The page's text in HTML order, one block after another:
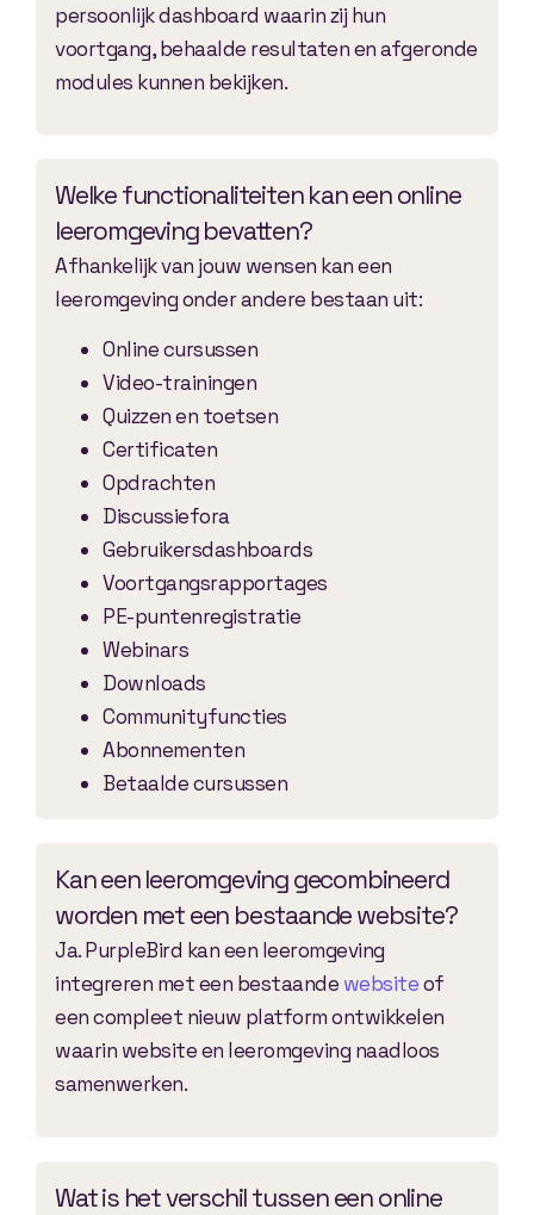
persoonlijk dashboard waarin zij hun
voortgang, behaalde resultaten en afgeronde
modules kunnen bekijken.
Welke functionaliteiten kan een online
leeromgeving bevatten?
Afhankelijk van jouw wensen kan een
leeromgeving onder andere bestaan uit:
Online cursussen
Video-trainingen
Quizzen en toetsen
Certificaten
Opdrachten
Discussiefora
Gebruikersdashboards
Voortgangsrapportages
PE-puntenregistratie
Webinars
Downloads
Communityfuncties
Abonnementen
Betaalde cursussen
Kan een leeromgeving gecombineerd
worden met een bestaande website?
Ja. PurpleBird kan een leeromgeving
integreren met een bestaande websiteof
een compleet nieuw platform ontwikkelen
waarin website en leeromgeving naadloos
samenwerken.
Wat is het verschil tussen een online